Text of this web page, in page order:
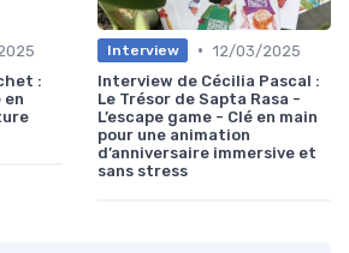
:
en
Interview • 12/03/2025
Interview de Cécilia Pascal :
Le Trésor de Sapta Rasa -
L’escape game - Clé en main
pour une animation
d’anniversaire immersive et
sans stress